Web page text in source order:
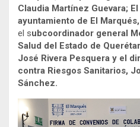
Claudia Martínez Guevara;
ayuntamiento de El
el subcoordinador general
Salud del Estado de
José Rivera Pesquera y el
contra Riesgos Sanitarios,
Sánchez.